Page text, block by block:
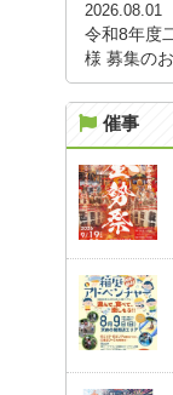
2026.08.01
令和8年度
様 募集の
催事